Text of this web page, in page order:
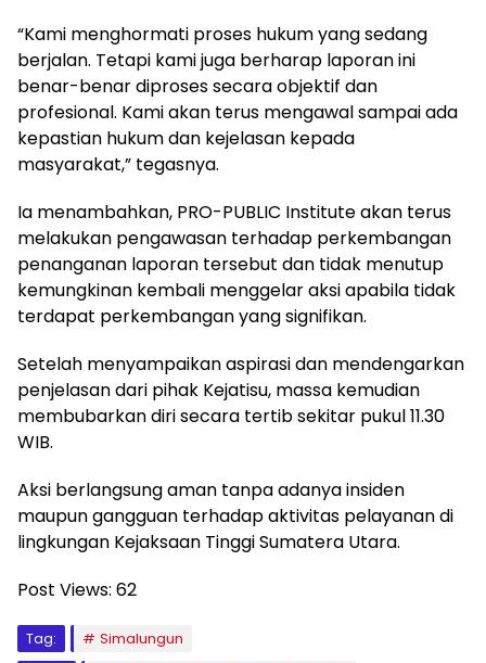
“Kami menghormati proses hukum yang sedang
berjalan. Tetapi kami juga berharap laporan ini
benar-benar diproses secara objektif dan
profesional. Kami akan terus mengawal sampai ada
kepastian hukum dan kejelasan kepada
masyarakat,” tegasnya.
Ia menambahkan, PRO-PUBLIC Institute akan terus
melakukan pengawasan terhadap perkembangan
penanganan laporan tersebut dan tidak menutup
kemungkinan kembali menggelar aksi apabila tidak
terdapat perkembangan yang signifikan.
Setelah menyampaikan aspirasi dan mendengarkan
penjelasan dari pihak Kejatisu, massa kemudian
membubarkan diri secara tertib sekitar pukul 11.30
WIB.
Aksi berlangsung aman tanpa adanya insiden
maupun gangguan terhadap aktivitas pelayanan di
lingkungan Kejaksaan Tinggi Sumatera Utara.
Post Views: 62
Tag:
Simalungun